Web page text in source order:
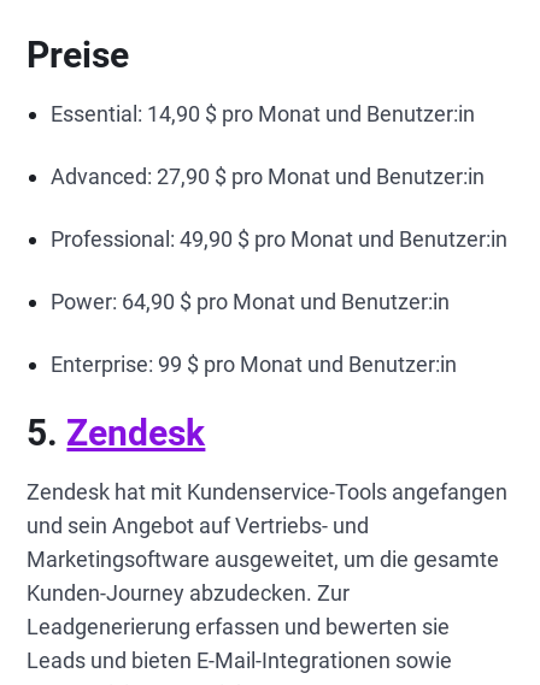
Preise
Essential: 14,90 $ pro Monat und Benutzer:in
Advanced: 27,90 $ pro Monat und Benutzer:in
Professional: 49,90 $ pro Monat und Benutzer:in
Power: 64,90 $ pro Monat und Benutzer:in
Enterprise: 99 $ pro Monat und Benutzer:in
5. Zendesk
Zendesk hat mit Kundenservice-Tools angefangen
und sein Angebot auf Vertriebs- und
Marketingsoftware ausgeweitet, um die gesamte
Kunden-Journey abzudecken. Zur
Leadgenerierung erfassen und bewerten sie
Leads und bieten E-Mail-Integrationen sowie